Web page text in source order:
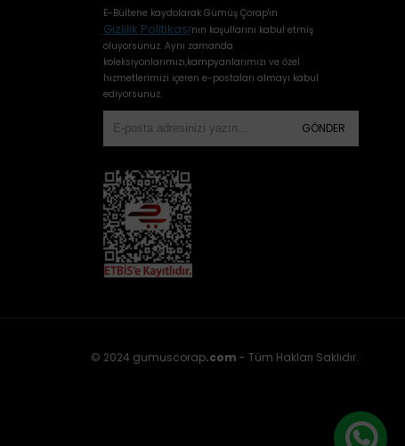
E-Bültene kaydolarak Gümüş Çorap'ın
Gizlilik Politikası'nın koşullarını kabul etmiş
oluyorsunuz. Aynı zamanda
koleksiyonlarımızı,kampyanlarımızı ve özel
hizmetlerimizi içeren e-postaları almayı kabul
ediyorsunuz.
GÖNDER
© 2024 gumuscorap.com - Tüm Hakları Saklıdır.